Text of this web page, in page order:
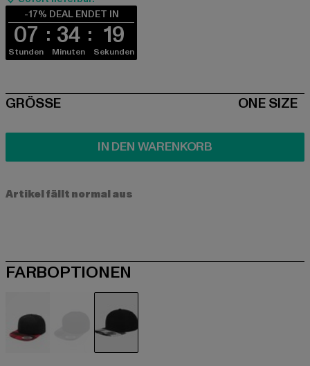
-17% DEAL ENDET IN
07
Stunden
34
Minuten
18
Sekunden
SIZE
GRÖSSE ONE SIZE
IN DEN WARENKORB
Artikel fällt normal aus
FARBOPTIONEN